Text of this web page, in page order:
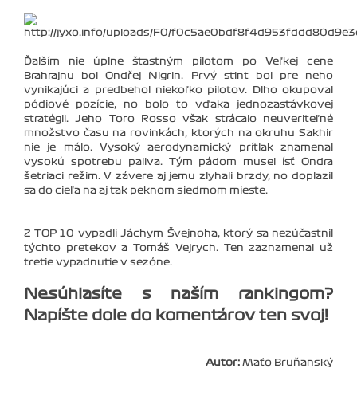
Ďalším nie úplne šťastným pilotom po Veľkej cene
Brahrajnu bol Ondřej Nigrin. Prvý stint bol pre neho
vynikajúci a predbehol niekoľko pilotov. Dlho okupoval
pódiové pozície, no bolo to vďaka jednozastávkovej
stratégii. Jeho Toro Rosso však strácalo neuveriteľné
množstvo času na rovinkách, ktorých na okruhu Sakhir
nie je málo. Vysoký aerodynamický prítlak znamenal
vysokú spotrebu paliva. Tým pádom musel ísť Ondra
šetriaci režim. V závere aj jemu zlyhali brzdy, no doplazil
sa do cieľa na aj tak peknom siedmom mieste.
Z TOP 10 vypadli Jáchym Švejnoha, ktorý sa nezúčastnil
týchto pretekov a Tomáš Vejrych. Ten zaznamenal už
tretie vypadnutie v sezóne.
Nesúhlasíte s naším rankingom?
Napíšte dole do komentárov ten svoj!
Autor: Maťo Bruňanský